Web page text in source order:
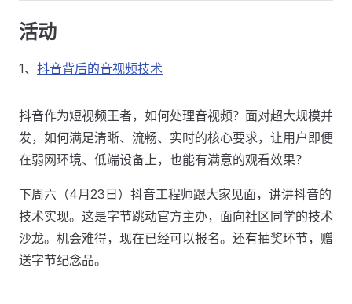
活动
1、 抖音背后的音视频技术
抖音作为短视频王者，如何处理音视频？面对超大规模并
发，如何满足清晰、流畅、实时的核心要求，让用户即便
在弱网环境、低端设备上，也能有满意的观看效果？
下周六（4月23日）抖音工程师跟大家见面，讲讲抖音的
技术实现。这是字节跳动官方主办，面向社区同学的技术
沙龙。机会难得，现在已经可以报名。还有抽奖环节，赠
送字节纪念品。